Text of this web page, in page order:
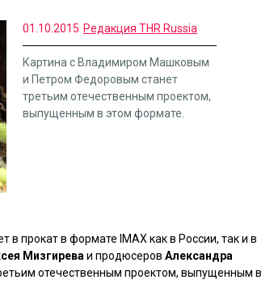
01.10.2015 Редакция THR Russia
Картина с Владимиром Машковым
и Петром Федоровым станет
третьим отечественным проектом,
выпущенным в этом формате.
прокат в формате IMAX как в России, так и в
Мизгирева и продюсеров Александра
отечественным проектом, выпущенным в